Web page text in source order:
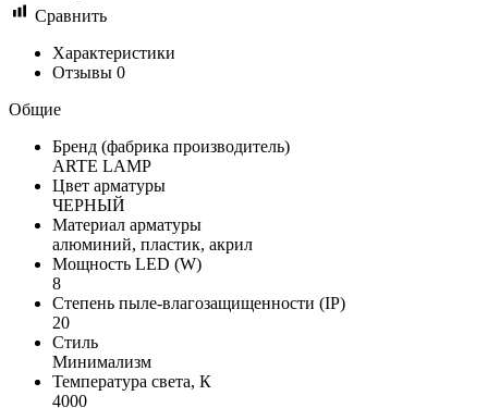
Сравнить
Характеристики
Отзывы 0
Общие
Бренд (фабрика производитель)
ARTE LAMP
Цвет арматуры
ЧЕРНЫЙ
Материал арматуры
алюминий, пластик, акрил
Мощность LED (W)
8
Степень пыле-влагозащищенности (IP)
20
Стиль
Минимализм
Температура света, К
4000